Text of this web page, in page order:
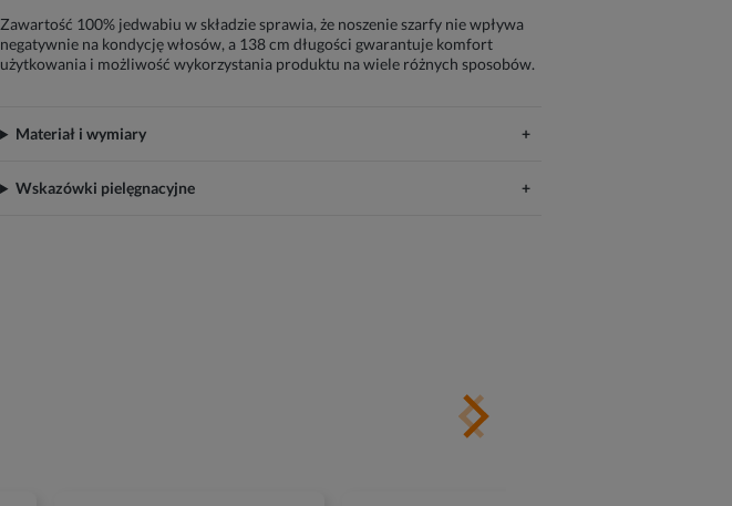
Zawartość 100% jedwabiu w składzie sprawia, że noszenie szarfy nie wpływa
negatywnie na kondycję włosów, a 138 cm długości gwarantuje komfort
użytkowania i możliwość wykorzystania produktu na wiele różnych sposobów.
Materiał i wymiary
Wskazówki pielęgnacyjne